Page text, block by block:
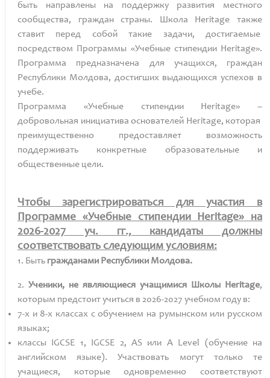
быть направлены на поддержку развития местного
сообщества, граждан страны. Школа Heritage также
ставит перед собой такие задачи, достигаемые
посредством Программы «Учебные стипендии Heritage».
Программа предназначена для учащихся, граждан
Республики Молдова, достигших выдающихся успехов в
учебе.
Программа «Учебные стипендии Heritage» –
добровольная инициатива основателей Heritage, которая
преимущественно предоставляет возможность
поддерживать конкретные образовательные и
общественные цели.
Чтобы зарегистрироваться для участия в
Программе «Учебные стипендии Heritage» на
2026-2027 уч. гг., кандидаты должны
соответствовать следующим условиям:
1. Быть гражданами Республики Молдова.
2. Ученики, не являющиеся учащимися Школы Heritage,
которым предстоит учиться в 2026-2027 учебном году в:
7-х и 8-х классах с обучением на румынском или русском
языках;
классы IGCSE 1, IGCSE 2, AS или A Level (обучение на
английском языке). Участвовать могут только те
учащиеся, которые одновременно соответствуют